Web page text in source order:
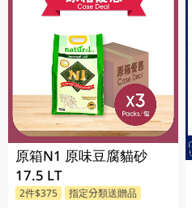
原箱N1 原味豆腐貓砂
17.5 LT
2件$375 指定分類送贈品